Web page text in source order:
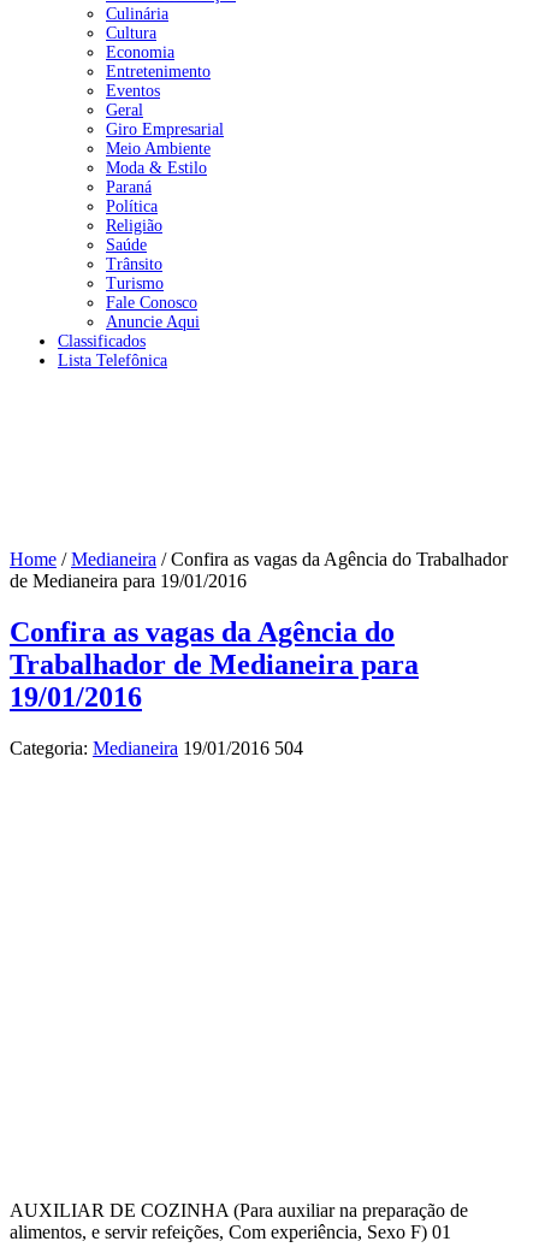
Culinária
Cultura
Economia
Entretenimento
Eventos
Geral
Giro Empresarial
Meio Ambiente
Moda & Estilo
Paraná
Política
Religião
Saúde
Trânsito
Turismo
Fale Conosco
Anuncie Aqui
Classificados
Lista Telefônica
Home /Medianeira /Confira as vagas da Agência do Trabalhador
de Medianeira para 19/01/2016
Confira as vagas da Agência do
Trabalhador de Medianeira para
19/01/2016
Categoria: Medianeira 19/01/2016 504
AUXILIAR DE COZINHA (Para auxiliar na preparação de
alimentos, e servir refeições, Com experiência, Sexo F) 01